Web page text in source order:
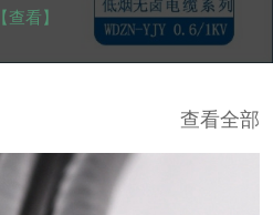
【查看】
查看全部